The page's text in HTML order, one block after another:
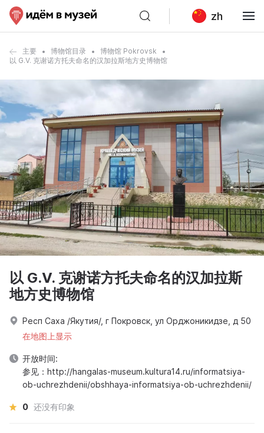
zh
主要 博物馆目录
博物馆 Pokrovsk
以 G.V. 克谢诺方托夫命名的汉加拉斯地方史博物馆
以 G.V. 克谢诺方托夫命名的汉加拉斯
地方史博物馆
Респ Саха /Якутия/, г Покровск, ул Орджоникидзе, д 50
在地图上显示
开放时间:
参见：http://hangalas-museum.kultura14.ru/informatsiya-
ob-uchrezhdenii/obshhaya-informatsiya-ob-uchrezhdenii/
0 还没有印象